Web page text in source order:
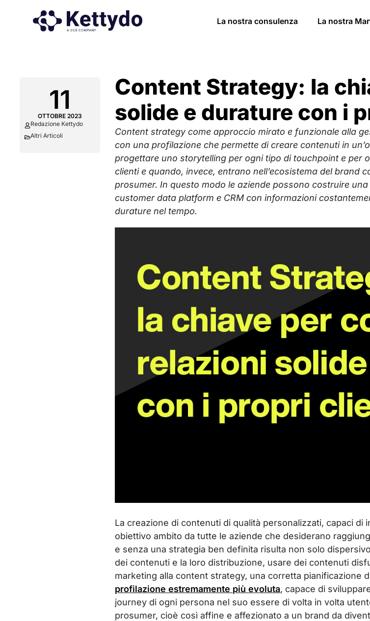
La nostra consulenza La nostra
11
OTTOBRE 2023
Redazione Kettydo
Altri Articoli
Content Strategy: la
solide e durature con i
Content strategy come approccio mirato e funzionale alla
con una profilazione che permette di creare contenuti in
progettare uno storytelling per ogni tipo di touchpoint e per
clienti e quando, invece, entrano nell’ecosistema del brand
prosumer. In questo modo le aziende possono costruire
customer data platform e CRM con informazioni
durature nel tempo.
La creazione di contenuti di qualità personalizzati, capaci
obiettivo ambito da tutte le aziende che desiderano
e senza una strategia ben definita risulta non solo
dei contenuti e la loro distribuzione, usare dei contenuti
marketing alla content strategy, una corretta pianificazione
profilazione estremamente più evoluta, capace di
journey di ogni persona nel suo essere di volta in volta
prosumer, cioè così affine e affezionato a un brand da